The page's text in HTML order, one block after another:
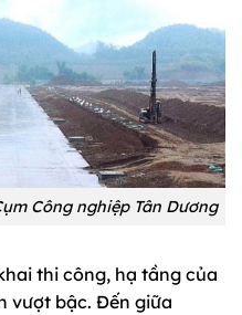
Công nghiệp Tân Dương
thi công, hạ tầng của
vượt bậc. Đến giữa